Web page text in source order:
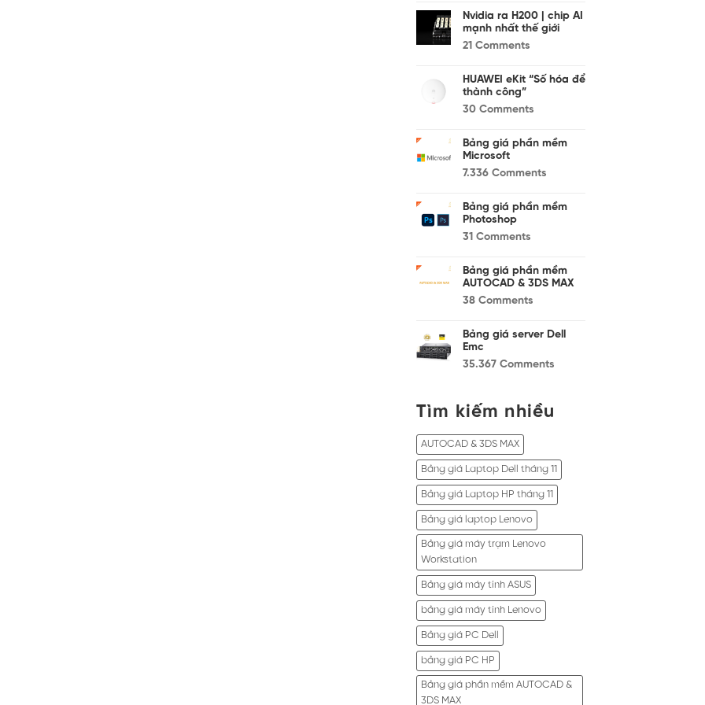
Nvidia ra H200 | chip AI
mạnh nhất thế giới
21 Comments
HUAWEI eKit “Số hóa để
thành công”
30 Comments
Bảng giá phần mềm
Microsoft
7.336 Comments
Bảng giá phần mềm
Photoshop
31 Comments
Bảng giá phần mềm
AUTOCAD & 3DS MAX
38 Comments
Bảng giá server Dell
Emc
35.367 Comments
Tìm kiếm nhiều
AUTOCAD & 3DS MAX
Bảng giá Laptop Dell tháng 11
Bảng giá Laptop HP tháng 11
Bảng giá laptop Lenovo
Bảng giá máy trạm Lenovo
Workstation
Bảng giá máy tính ASUS
bảng giá máy tính Lenovo
Bảng giá PC Dell
bảng giá PC HP
Bảng giá phần mềm AUTOCAD &
3DS MAX